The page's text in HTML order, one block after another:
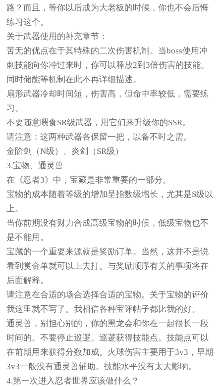
路？而且，等你以后成为大老板的时候，你也不会后悔
练习这个。
关于武器使用的补充章节：
苦无的优点在于其特殊的二次伤害机制。当boss使用冲
刺技能向你冲过来时，你可以释放2到3倍伤害的技能。
同时储能等机制在此不再详细描述。
扇形武器冷却时间短，伤害高，但命中率较低，需要练
习。
不要随意喂食SR级武器，用它们来升级你的SSR。
请注意：这两种武器各保留一把，以备不时之需。
金阶剑（N级）、炎剑（SR级）
3.宝物、通灵兽
在《忍者3》中，宝藏是非常重要的一部分。
宝物的成本随着等级的增加呈指数级增长，尤其是S级以
上。
当你前期没有财力合成高级宝物的时候，低级宝物也不
是不能用。
宝藏的一个重要来源就是奖励订单。当然，这并不是说
看到赏金单就可以上去打。与奖励顺序有关的事项将在
后面解释。
请注意在合适的场合选择合适的宝物。关于宝物的评价
我这里就不写了。我相信各种宝评帖子都比我的好。
通灵兽，别担心别的，你的黑龙会和你在一起很长一段
时间的。不要停止巡逻。巡逻获得技能点。技能点可以
在前期用来获得分数加成。火球伤害主要用于3v3，早期
3v3一般没有通灵兽辅助。技能水平没有太大影响。
4.第一次进入忍者世界应该做什么？